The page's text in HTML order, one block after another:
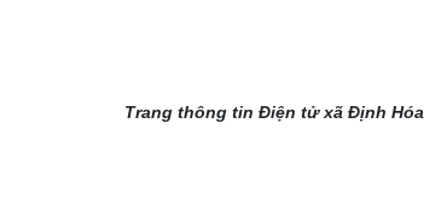
Trang thông tin Điện tử xã Định Hóa